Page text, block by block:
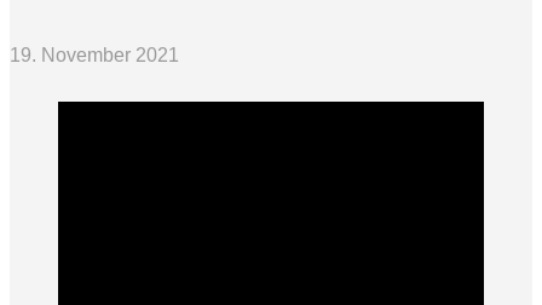
19. November 2021